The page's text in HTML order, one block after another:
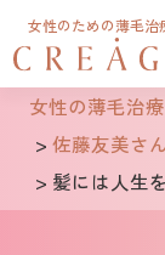
女性のための薄毛治
女性の薄毛治
佐藤友美さ
髪には人生